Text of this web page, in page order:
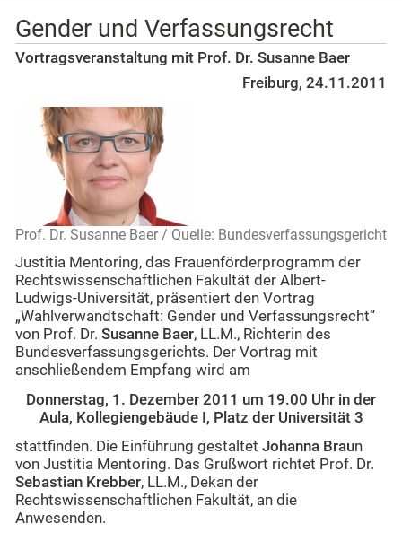
Gender und Verfassungsrecht
Vortragsveranstaltung mit Prof. Dr. Susanne Baer
Freiburg, 24.11.2011
Prof. Dr. Susanne Baer / Quelle: Bundesverfassungsgericht
Justitia Mentoring, das Frauenförderprogramm der
Rechtswissenschaftlichen Fakultät der Albert-
Ludwigs-Universität, präsentiert den Vortrag
„Wahlverwandtschaft: Gender und Verfassungsrecht“
von Prof. Dr. Susanne Baer, LL.M., Richterin des
Bundesverfassungsgerichts. Der Vortrag mit
anschließendem Empfang wird am
Donnerstag, 1. Dezember 2011 um 19.00 Uhr in der
Aula, Kollegiengebäude I, Platz der Universität 3
stattfinden. Die Einführung gestaltet Johanna Braun
von Justitia Mentoring. Das Grußwort richtet Prof. Dr.
Sebastian Krebber, LL.M., Dekan der
Rechtswissenschaftlichen Fakultät, an die
Anwesenden.